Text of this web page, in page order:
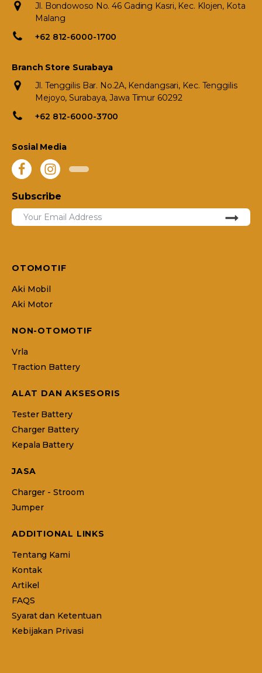
Jl. Bondowoso No. 46 Gading Kasri, Kec. Klojen, Kota
Malang
+62 812-6000-1700
Branch Store Surabaya
Jl. Tenggilis Bar. No.2A, Kendangsari, Kec. Tenggilis
Mejoyo, Surabaya, Jawa Timur 60292
+62 812-6000-3700
Sosial Media
Subscribe
OTOMOTIF
Aki Mobil
Aki Motor
NON-OTOMOTIF
Vrla
Traction Battery
ALAT DAN AKSESORIS
Tester Battery
Charger Battery
Kepala Battery
JASA
Charger - Stroom
Jumper
ADDITIONAL LINKS
Tentang Kami
Kontak
Artikel
FAQS
Syarat dan Ketentuan
Kebijakan Privasi